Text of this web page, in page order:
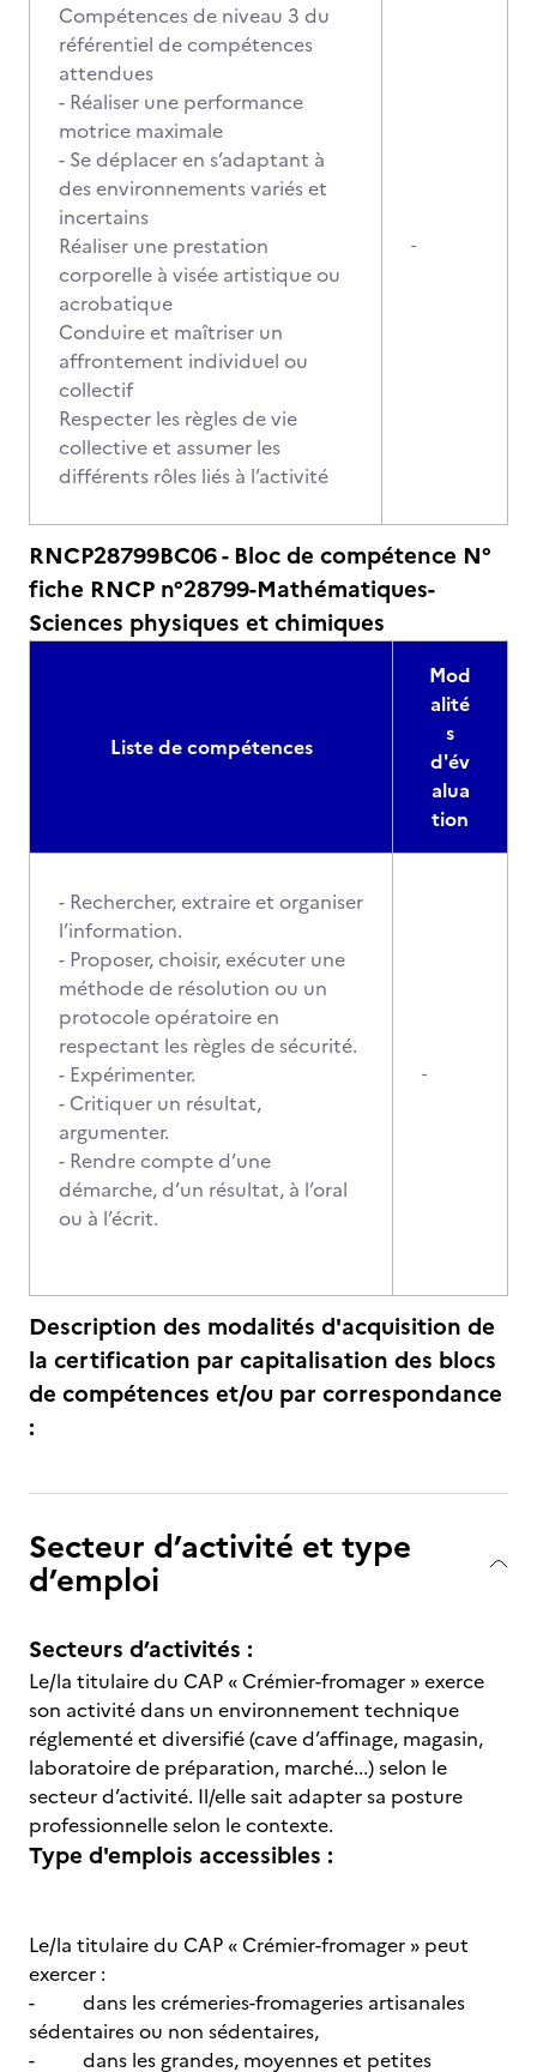
Compétences de niveau 3 du
référentiel de compétences
attendues
- Réaliser une performance
motrice maximale
- Se déplacer en s’adaptant à
des environnements variés et
incertains
Réaliser une prestation
corporelle à visée artistique ou
acrobatique
Conduire et maîtriser un
affrontement individuel ou
collectif
Respecter les règles de vie
collective et assumer les
différents rôles liés à l’activité
-
RNCP28799BC06 - Bloc de compétence N°
fiche RNCP n°28799-Mathématiques-
Sciences physiques et chimiques
Liste de compétences
Mod
alité
s
d'év
alua
tion
- Rechercher, extraire et organiser
l’information.
- Proposer, choisir, exécuter une
méthode de résolution ou un
protocole opératoire en
respectant les règles de sécurité.
- Expérimenter.
- Critiquer un résultat,
argumenter.
- Rendre compte d’une
démarche, d’un résultat, à l’oral
ou à l’écrit.
-
Description des modalités d'acquisition de
la certification par capitalisation des blocs
de compétences et/ou par correspondance
:
Secteur d’activité et type
d’emploi
Secteurs d’activités :
Le/la titulaire du CAP « Crémier-fromager » exerce
son activité dans un environnement technique
réglementé et diversifié (cave d’affinage, magasin,
laboratoire de préparation, marché...) selon le
secteur d’activité. Il/elle sait adapter sa posture
professionnelle selon le contexte.
Type d'emplois accessibles :
Le/la titulaire du CAP « Crémier-fromager » peut
exercer :
- dans les crémeries-fromageries artisanales
sédentaires ou non sédentaires,
- dans les grandes, moyennes et petites